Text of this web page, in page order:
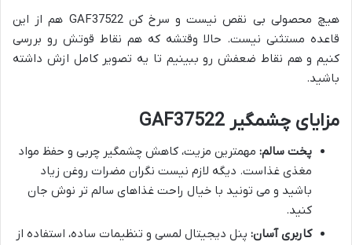
هیچ محصولی بی نقص نیست و سرخ کن GAF37522 هم از این
قاعده مستثنی نیست. حالا وقتشه که هم نقاط قوتش رو بررسی
کنیم و هم نقاط ضعفش رو ببینیم تا یه تصویر کامل ازش داشته
باشید.
مزایای چشمگیر GAF37522
پخت سالم: مهمترین مزیت، کاهش چشمگیر چربی و حفظ مواد
مغذی غذاست. دیگه لازم نیست نگران مضرات روغن زیاد
باشید و می تونید با خیال راحت غذاهای سالم تر نوش جان
کنید.
کاربری آسان: پنل دیجیتال لمسی و تنظیمات ساده، استفاده از